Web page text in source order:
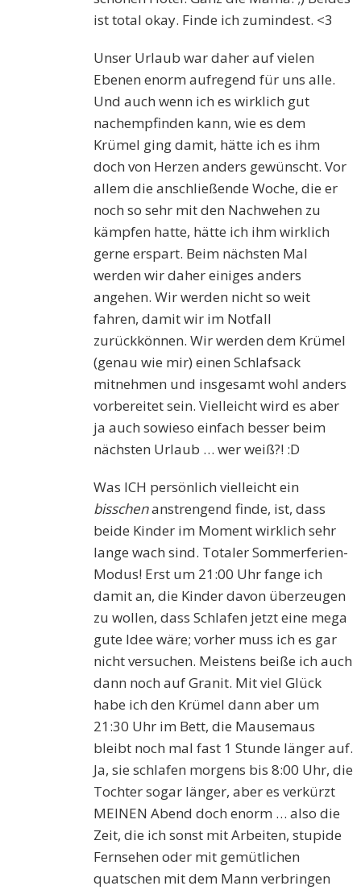
ist total okay. Finde ich zumindest. <3
Unser Urlaub war daher auf vielen
Ebenen enorm aufregend für uns alle.
Und auch wenn ich es wirklich gut
nachempfinden kann, wie es dem
Krümel ging damit, hätte ich es ihm
doch von Herzen anders gewünscht. Vor
allem die anschließende Woche, die er
noch so sehr mit den Nachwehen zu
kämpfen hatte, hätte ich ihm wirklich
gerne erspart. Beim nächsten Mal
werden wir daher einiges anders
angehen. Wir werden nicht so weit
fahren, damit wir im Notfall
zurückkönnen. Wir werden dem Krümel
(genau wie mir) einen Schlafsack
mitnehmen und insgesamt wohl anders
vorbereitet sein. Vielleicht wird es aber
ja auch sowieso einfach besser beim
nächsten Urlaub … wer weiß?! :D
Was ICH persönlich vielleicht ein
bisschenanstrengend finde, ist, dass
beide Kinder im Moment wirklich sehr
lange wach sind. Totaler Sommerferien-
Modus! Erst um 21:00 Uhr fange ich
damit an, die Kinder davon überzeugen
zu wollen, dass Schlafen jetzt eine mega
gute Idee wäre; vorher muss ich es gar
nicht versuchen. Meistens beiße ich auch
dann noch auf Granit. Mit viel Glück
habe ich den Krümel dann aber um
21:30 Uhr im Bett, die Mausemaus
bleibt noch mal fast 1 Stunde länger auf.
Ja, sie schlafen morgens bis 8:00 Uhr, die
Tochter sogar länger, aber es verkürzt
MEINEN Abend doch enorm … also die
Zeit, die ich sonst mit Arbeiten, stupide
Fernsehen oder mit gemütlichen
quatschen mit dem Mann verbringen